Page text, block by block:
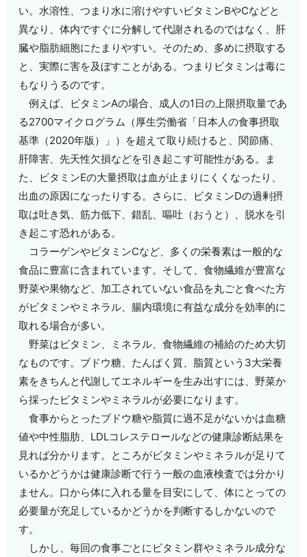
い。水溶性、つまり水に溶けやすいビタミンBやCなどと
異なり、体内ですぐに分解して代謝されるのではなく、肝
臓や脂肪細胞にたまりやすい。そのため、多めに摂取する
と、実際に害を及ぼすことがある。つまりビタミンは毒に
もなりうるのです。
例えば、ビタミンAの場合、成人の1日の上限摂取量であ
る2700マイクログラム（厚生労働省「日本人の食事摂取
基準（2020年版）」）を超えて取り続けると、関節痛、
肝障害、先天性欠損などを引き起こす可能性がある。ま
た、ビタミンEの大量摂取は血が止まりにくくなったり、
出血の原因になったりする。さらに、ビタミンDの過剰摂
取は吐き気、筋力低下、錯乱、嘔吐（おうと）、脱水を引
き起こす恐れがある。
コラーゲンやビタミンCなど、多くの栄養素は一般的な
食品に豊富に含まれています。そして、食物繊維が豊富な
野菜や果物など、加工されていない食品を丸ごと食べた方
がビタミンやミネラル、腸内環境に有益な成分を効率的に
取れる場合が多い。
野菜はビタミン、ミネラル、食物繊維の補給のため大切
なものです。ブドウ糖、たんぱく質、脂質という3大栄養
素をきちんと代謝してエネルギーを生み出すには、野菜か
ら採ったビタミンやミネラルが必要になります。
食事からとったブドウ糖や脂質に過不足がないかは血糖
値や中性脂肪、LDLコレステロールなどの健康診断結果を
見れば分かります。ところがビタミンやミネラルが足りて
いるかどうかは健康診断で行う一般の血液検査では分かり
ません。口から体に入れる量を目安にして、体にとっての
必要量が充足しているかどうかを判断するしかないので
す。
しかし、毎回の食事ごとにビタミン群やミネラル成分な